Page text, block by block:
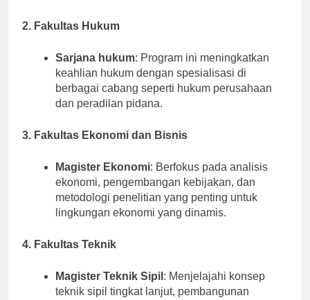
2. Fakultas Hukum
Sarjana hukum: Program ini meningkatkan
keahlian hukum dengan spesialisasi di
berbagai cabang seperti hukum perusahaan
dan peradilan pidana.
3. Fakultas Ekonomi dan Bisnis
Magister Ekonomi: Berfokus pada analisis
ekonomi, pengembangan kebijakan, dan
metodologi penelitian yang penting untuk
lingkungan ekonomi yang dinamis.
4. Fakultas Teknik
Magister Teknik Sipil: Menjelajahi konsep
teknik sipil tingkat lanjut, pembangunan